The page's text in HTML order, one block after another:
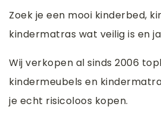
Zoek je een mooi kinderbed,
kindermatras wat veilig is en
Wij verkopen al sinds 2006
kindermeubels en
je echt risicoloos kopen.